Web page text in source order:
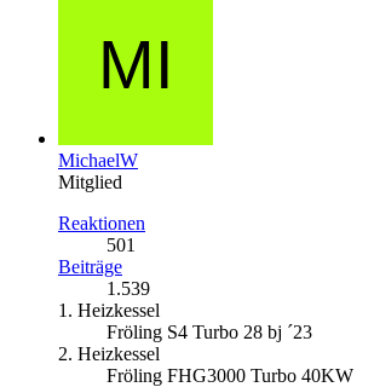
MichaelW
Mitglied
Reaktionen
501
Beiträge
1.539
1. Heizkessel
Fröling S4 Turbo 28 bj ´23
2. Heizkessel
Fröling FHG3000 Turbo 40KW